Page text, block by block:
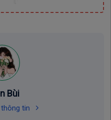
Bùi
tin